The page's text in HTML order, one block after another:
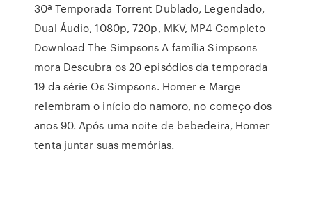
30ª Temporada Torrent Dublado, Legendado,
Dual Áudio, 1080p, 720p, MKV, MP4 Completo
Download The Simpsons A família Simpsons
mora Descubra os 20 episódios da temporada
19 da série Os Simpsons. Homer e Marge
relembram o início do namoro, no começo dos
anos 90. Após uma noite de bebedeira, Homer
tenta juntar suas memórias.